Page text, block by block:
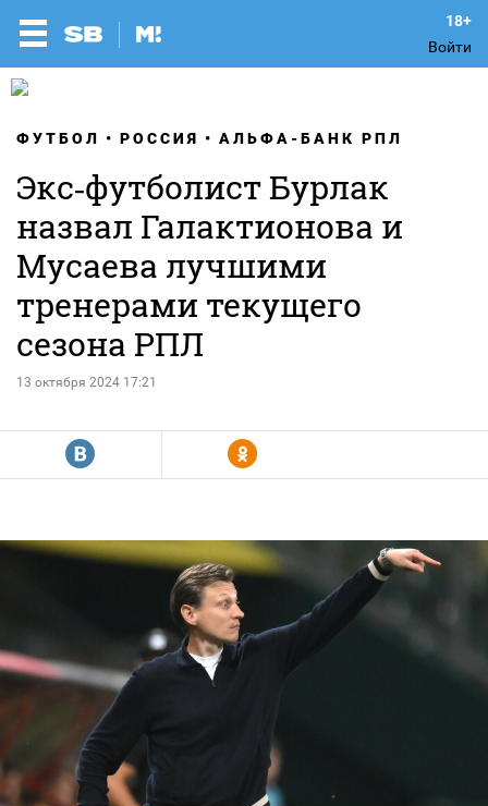
Войти
ФУТБОЛ РОССИЯ АЛЬФА-БАНК РПЛ
Экс‑футболист Бурлак
назвал Галактионова и
Мусаева лучшими
тренерами текущего
сезона РПЛ
13 октября 2024 17:21
R Y